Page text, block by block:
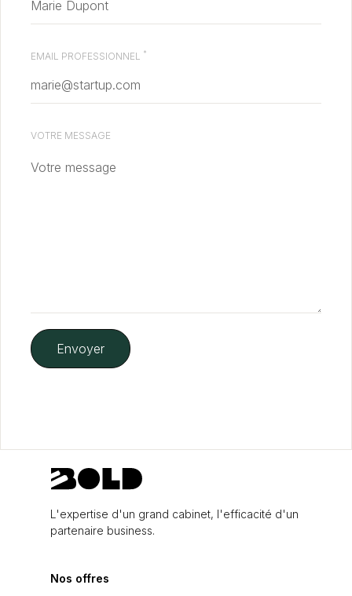
EMAIL PROFESSIONNEL *
VOTRE MESSAGE
L'expertise d'un grand cabinet, l'efficacité d'un
partenaire business.
Nos offres